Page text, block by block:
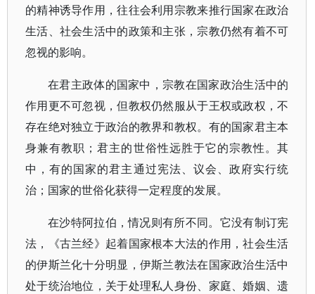
的精神诱导作用，往往会利用宗教来推行国家在政治
生活、社会生活中的政策和主张，宗教仍然有着不可
忽视的影响。
在君主政体的国家中，宗教在国家政治生活中的
作用更不可忽视，但教权仍然服从于王权或政权，不
存在绝对独立于政治的教界和教权。有的国家君主本
身兼有教职；君主的世俗性远胜于它的宗教性。其
中，有的国家的君主通过宪法、议会、政府实行统
治；国家的世俗化获得一定程度的发展。
在沙特阿拉伯，情况则有所不同。它没有制订宪
法，《古兰经》起着国家根本大法的作用，社会生活
的伊斯兰化十分明显，伊斯兰教法在国家政治生活中
处于统治地位，关于处理私人身份、家庭、婚姻、遗